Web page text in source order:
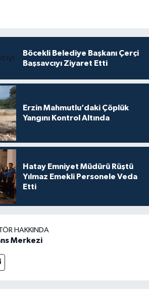
Böcekli Belediye Başkanı Çerçi
Başsavcıyı Ziyaret Etti
Erzin Mahmutlu’daki Çöplük
Yangını Kontrol Altında
Hatay Emniyet Müdürü Rüştü
Yılmaz Emekli Personele Veda
Etti
HAKKINDA
Merkezi